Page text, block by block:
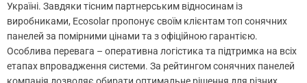
Україні. Завдяки тісним партнерським відносинам із
виробниками, Ecosolar пропонує своїм клієнтам топ сонячних
панелей за помірними цінами та з офіційною гарантією.
Особлива перевага – оперативна логістика та підтримка на всіх
етапах впровадження системи. За рейтингом сонячних панелей